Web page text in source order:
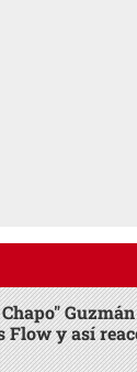
Flow y así